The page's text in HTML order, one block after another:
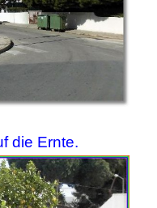
die Ernte.